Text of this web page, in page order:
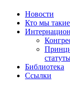
Новости
Кто мы
Библиотека
Ссылки